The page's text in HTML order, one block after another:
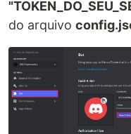
do arquivo